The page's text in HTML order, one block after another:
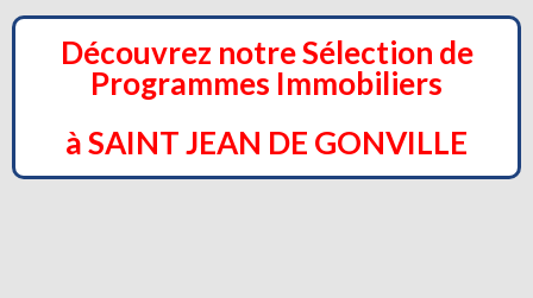
Découvrez notre Sélection de
Programmes Immobiliers
à SAINT JEAN DE GONVILLE